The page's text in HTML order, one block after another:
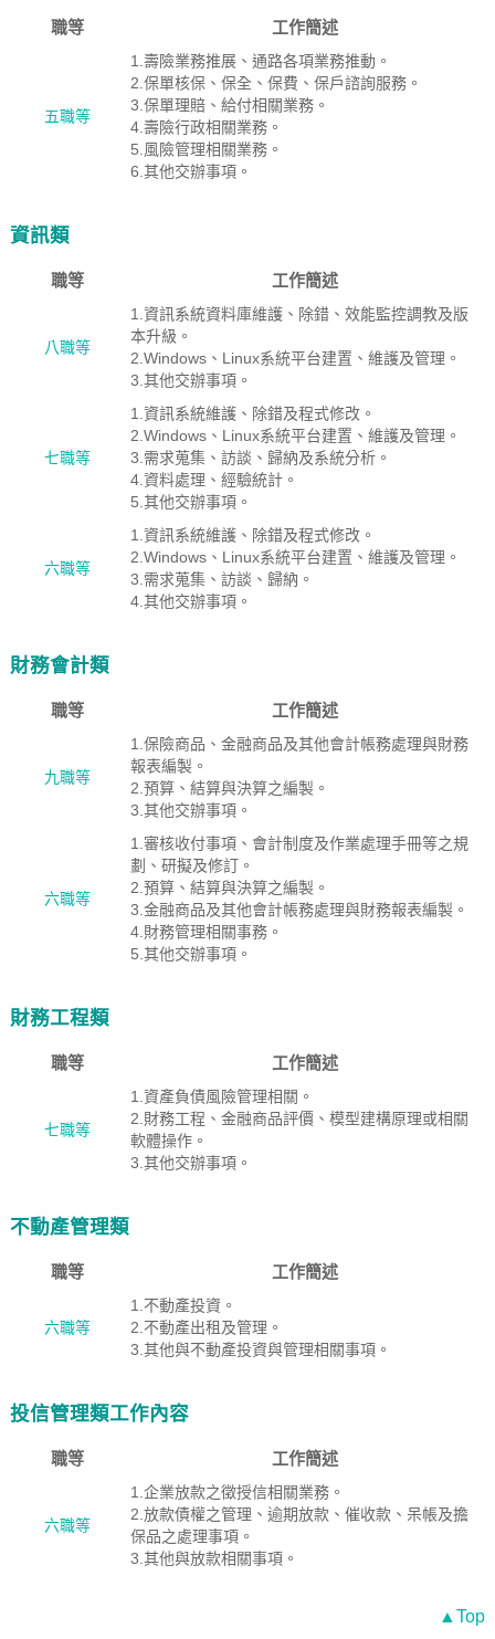
職等 工作簡述
五職等
1.壽險業務推展、通路各項業務推動。
2.保單核保、保全、保費、保戶諮詢服務。
3.保單理賠、給付相關業務。
4.壽險行政相關業務。
5.風險管理相關業務。
6.其他交辦事項。
資訊類
職等 工作簡述
八職等
1.資訊系統資料庫維護、除錯、效能監控調教及版
本升級。
2.Windows、Linux系統平台建置、維護及管理。
3.其他交辦事項。
七職等
1.資訊系統維護、除錯及程式修改。
2.Windows、Linux系統平台建置、維護及管理。
3.需求蒐集、訪談、歸納及系統分析。
4.資料處理、經驗統計。
5.其他交辦事項。
六職等
1.資訊系統維護、除錯及程式修改。
2.Windows、Linux系統平台建置、維護及管理。
3.需求蒐集、訪談、歸納。
4.其他交辦事項。
財務會計類
職等 工作簡述
九職等
1.保險商品、金融商品及其他會計帳務處理與財務
報表編製。
2.預算、結算與決算之編製。
3.其他交辦事項。
六職等
1.審核收付事項、會計制度及作業處理手冊等之規
劃、研擬及修訂。
2.預算、結算與決算之編製。
3.金融商品及其他會計帳務處理與財務報表編製。
4.財務管理相關事務。
5.其他交辦事項。
財務工程類
職等 工作簡述
七職等
1.資產負債風險管理相關。
2.財務工程、金融商品評價、模型建構原理或相關
軟體操作。
3.其他交辦事項。
不動產管理類
職等 工作簡述
六職等
1.不動產投資。
2.不動產出租及管理。
3.其他與不動產投資與管理相關事項。
投信管理類工作內容
職等 工作簡述
六職等
1.企業放款之徵授信相關業務。
2.放款債權之管理、逾期放款、催收款、呆帳及擔
保品之處理事項。
3.其他與放款相關事項。
▲Top